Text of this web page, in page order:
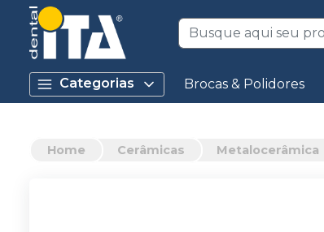
Categorias Brocas & Polidores
Home Cerâmicas Metalocerâmica